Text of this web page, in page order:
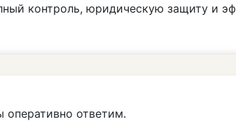
контроль, юридическую защиту и
ответим.